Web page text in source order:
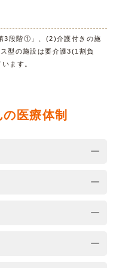
3段階①」、(2)介護付きの施
型の施設は要介護3(1割負
ます。
医療体制